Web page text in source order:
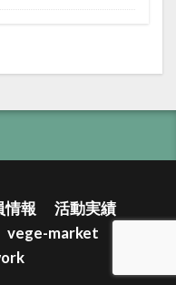
情報
活動実績
vege-market